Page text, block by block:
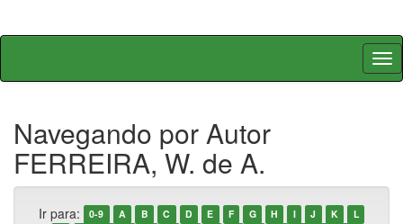
Skip
Navegando por Autor
FERREIRA, W. de A.
Ir para: 0-9 A B C D E F G H I J K
L